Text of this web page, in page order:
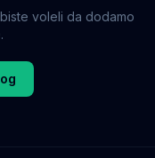
voleli da dodamo